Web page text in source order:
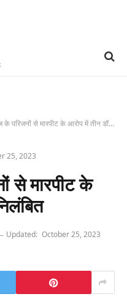
परिजनों से मारपीट के आरोप में तीन डॉक्टर निलंबित
25, 2023
से मारपीट के
Updated: October 25, 2023